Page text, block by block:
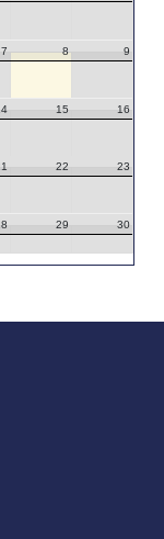
7 8 9
15 16
22 23
29 30